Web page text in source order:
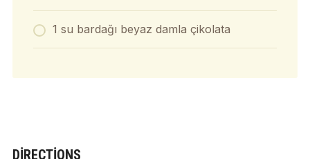
1 su bardağı beyaz damla çikolata
DIRECTIONS